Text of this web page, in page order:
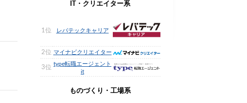
IT・クリエイター系
1位 レバテックキャリア
2位 マイナビクリエイター
3位
type転職エージェント
it
ものづくり・工場系